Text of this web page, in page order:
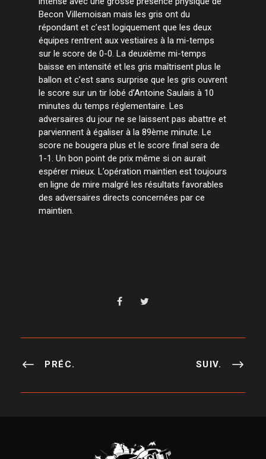
Becon Villemoisan mais les gris ont du
répondant et c’est logiquement que les deux
équipes rentrent aux vestiaires à la mi-temps
sur le score de 0-0. La deuxième mi-temps
baisse en intensité et les gris maîtrisent plus le
ballon et c’est sans surprise que les gris ouvrent
le score sur un tir lobé d’Antoine Saulais à 10
minutes du temps réglementaire. Les
adversaires du jour ne se laissent pas abattre et
parviennent à égaliser à la 89ème minute. Le
score ne bougera plus et le score final sera de
1-1. Un bon point de prix même si on aurait
espérer mieux. L’opération maintien est toujours
en ligne de mire malgré les résultats favorables
des adversaires directs concernées par ce
maintien.
PRÉC. SUIV.